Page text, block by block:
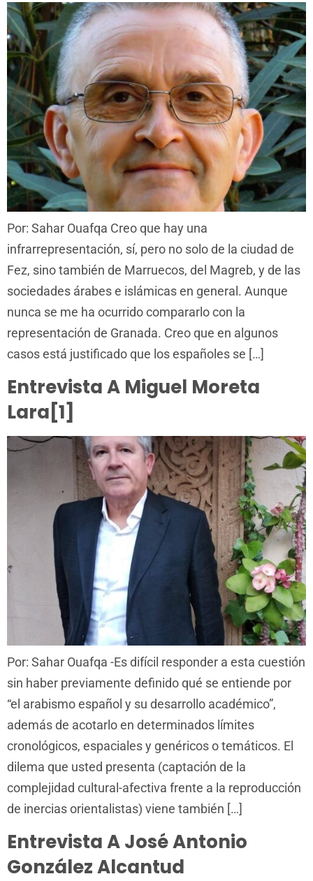
Por: Sahar Ouafqa Creo que hay una
infrarrepresentación, sí, pero no solo de la ciudad de
Fez, sino también de Marruecos, del Magreb, y de las
sociedades árabes e islámicas en general. Aunque
nunca se me ha ocurrido compararlo con la
representación de Granada. Creo que en algunos
casos está justificado que los españoles se […]
Entrevista A Miguel Moreta
Lara[1]
Por: Sahar Ouafqa -Es difícil responder a esta cuestión
sin haber previamente definido qué se entiende por
“el arabismo español y su desarrollo académico”,
además de acotarlo en determinados límites
cronológicos, espaciales y genéricos o temáticos. El
dilema que usted presenta (captación de la
complejidad cultural-afectiva frente a la reproducción
de inercias orientalistas) viene también […]
Entrevista A José Antonio
González Alcantud